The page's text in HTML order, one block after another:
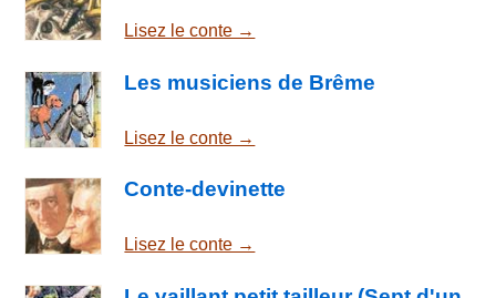
Lisez le conte →
Les musiciens de Brême
Lisez le conte →
Conte-devinette
Lisez le conte →